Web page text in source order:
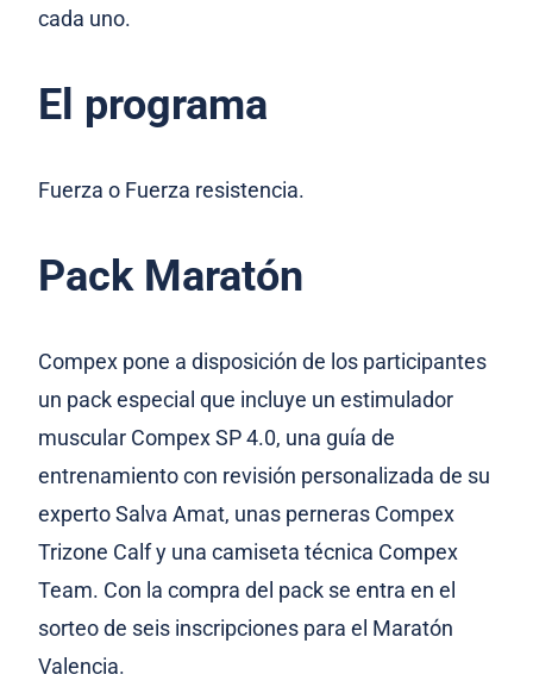
cada uno.
El programa
Fuerza o Fuerza resistencia.
Pack Maratón
Compex pone a disposición de los participantes
un pack especial que incluye un estimulador
muscular Compex SP 4.0, una guía de
entrenamiento con revisión personalizada de su
experto Salva Amat, unas perneras Compex
Trizone Calf y una camiseta técnica Compex
Team. Con la compra del pack se entra en el
sorteo de seis inscripciones para el Maratón
Valencia.